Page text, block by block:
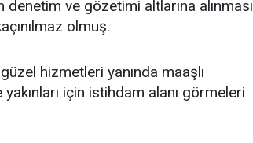
denetim ve gözetimi altlarına alınması
olmuş.
hizmetleri yanında maaşlı
için istihdam alanı görmeleri